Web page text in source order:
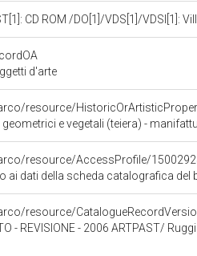
CD ROM /DO[1]/VDS[1]/VDSI[1]:
d'arte
resource/
e vegetali (teiera) -
resource/AccessProfile/
ai dati della scheda catalografica del
resource/
- REVISIONE - 2006 ARTPAST/